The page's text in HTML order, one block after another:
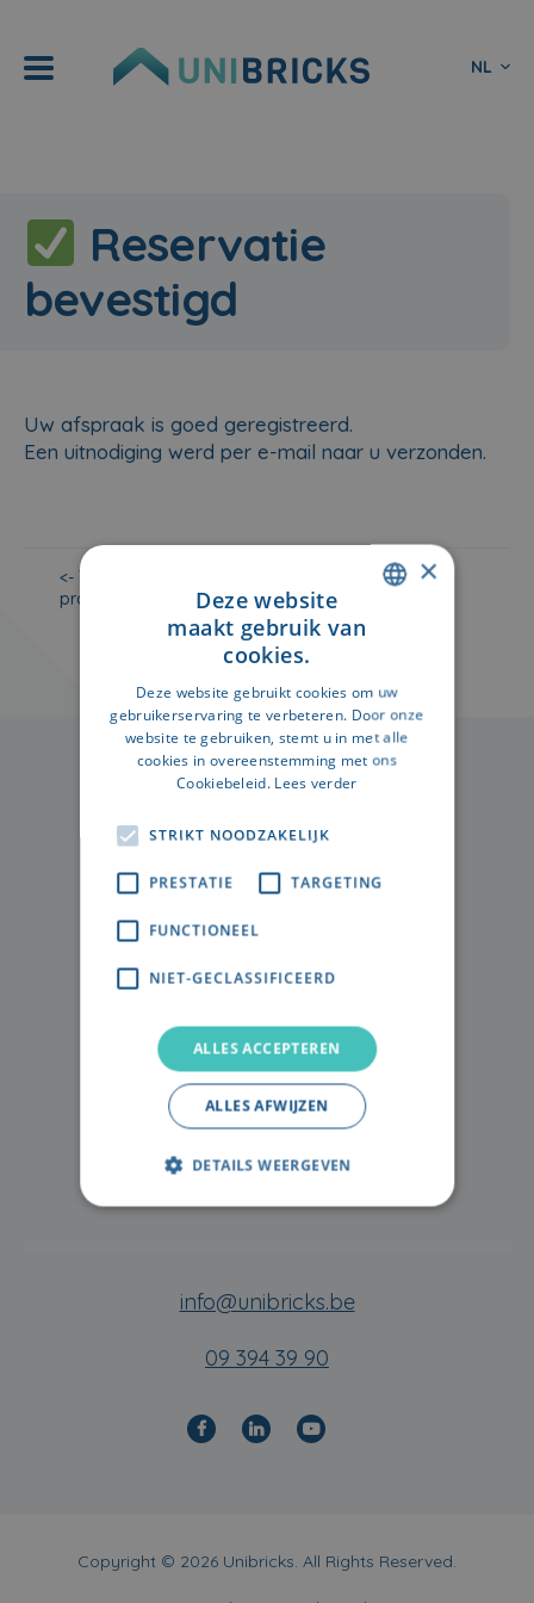
NL
Reservatie
bevestigd
Uw afspraak is goed geregistreerd.
Een uitnodiging werd per e-mail naar u verzonden.
<- Terug naar de
projectpagina
Alle projecten
bekijken ->
Vastgoedprojecten
Over Unibricks
Investeren in vastgoed
Blog
Jobs
info@unibricks.be
09 394 39 90
Copyright © 2026 Unibricks. All Rights Reserved.
×
Deze website
maakt gebruik van
cookies.
Deze website gebruikt cookies om uw
gebruikerservaring te verbeteren. Door onze
website te gebruiken, stemt u in met alle
cookies in overeenstemming met ons
Cookiebeleid. Lees verder
STRIKT NOODZAKELIJK
PRESTATIE TARGETING
FUNCTIONEEL
NIET-GECLASSIFICEERD
ALLES ACCEPTEREN
ALLES AFWIJZEN
DETAILS WEERGEVEN